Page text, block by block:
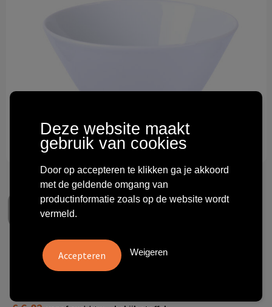
Themageschenken
Kom Muesli Bowl Duo 580ml
Deze website maakt
gebruik van cookies
Door op accepteren te klikken ga je akkoord
met de geldende omgang van
productinformatie zoals op de website wordt
vermeld.
Weigeren